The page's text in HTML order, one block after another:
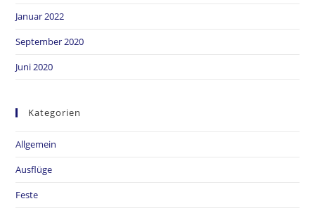
Januar 2022
September 2020
Juni 2020
Kategorien
Allgemein
Ausflüge
Feste